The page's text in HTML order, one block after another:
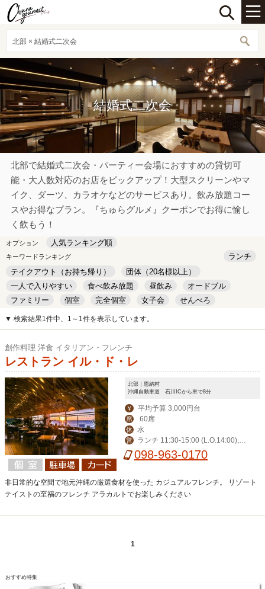
北部 × 結婚式二次会
結婚式二次会
北部で結婚式二次会・パーティー会場におすすめの貸切可
能・大人数対応のお店をピックアップ！大型スクリーンやマ
イク、ダーツ、カラオケなどのサービスあり。飲み放題コー
スやお得なプラン。『ちゅらグルメ』クーポンでお得に愉し
く飲もう！
オプション 人気ランキング順
キーワードランキング
ランチ
テイクアウト（お持ち帰り）
団体（20名様以上）
一人で入りやすい
食べ飲み放題 昼飲み
オードブル
ファミリー
個室 完全個室 女子会
せんべろ
キッズルーム
安い デート
▼ 検索結果1件中、1～1件を表示しています。
創作料理 洋食 イタリアン・フレンチ
レストラン イル・ド・レ
北部｜恩納村
沖縄自動車道 石川ICから車で8分
￥ 平均予算 3,000円台
席 60席
休 水
営
ランチ 11:30-15:00 (L.O.14:00),デ
ィナー 17:30-23:00 (L.O.21:00)
098-963-0170
非日常的な空間で地元沖縄の厳選食材を使った カジュアルフレンチ。 リゾート
テイストの至福のフレンチ アラカルトでお楽しみください
1
おすすめ特集